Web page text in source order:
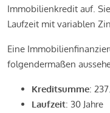
Immobilienkredit auf.
Laufzeit mit variablen
Eine
folgendermaßen
Kreditsumme:
Laufzeit: 30 Jahre